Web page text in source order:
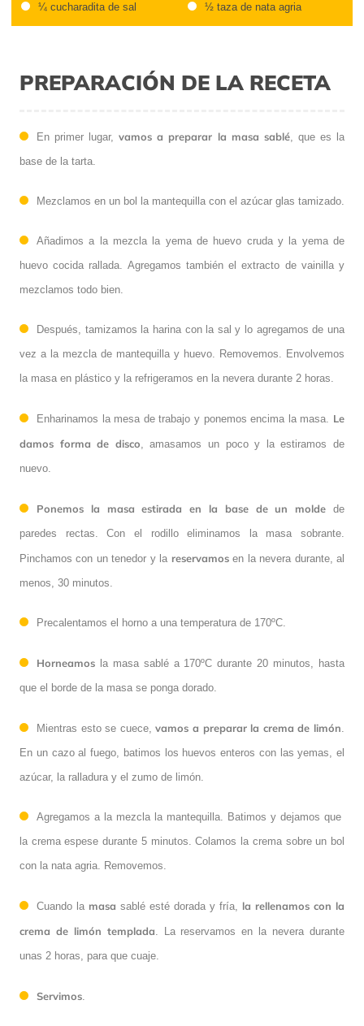
¼ cucharadita de sal
½ taza de nata agria
PREPARACIÓN DE LA RECETA
En primer lugar, vamos a preparar la masa sablé, que es la
base de la tarta.
Mezclamos en un bol la mantequilla con el azúcar glas tamizado.
Añadimos a la mezcla la yema de huevo cruda y la yema de
huevo cocida rallada. Agregamos también el extracto de vainilla y
mezclamos todo bien.
Después, tamizamos la harina con la sal y lo agregamos de una
vez a la mezcla de mantequilla y huevo. Removemos. Envolvemos
la masa en plástico y la refrigeramos en la nevera durante 2 horas.
Enharinamos la mesa de trabajo y ponemos encima la masa. Le
damos forma de disco, amasamos un poco y la estiramos de
nuevo.
Ponemos la masa estirada en la base de un molde de
paredes rectas. Con el rodillo eliminamos la masa sobrante.
Pinchamos con un tenedor y la reservamosen la nevera durante, al
menos, 30 minutos.
Precalentamos el horno a una temperatura de 170ºC.
Horneamos la masa sablé a 170ºC durante 20 minutos, hasta
que el borde de la masa se ponga dorado.
Mientras esto se cuece,vamos a preparar la crema de limón.
En un cazo al fuego, batimos los huevos enteros con las yemas, el
azúcar, la ralladura y el zumo de limón.
Agregamos a la mezcla la mantequilla. Batimos y dejamos que
la crema espese durante 5 minutos. Colamos la crema sobre un bol
con la nata agria. Removemos.
Cuando la masa sablé esté dorada y fría, la rellenamos con la
crema de limón templada. La reservamos en la nevera durante
unas 2 horas, para que cuaje.
Servimos.